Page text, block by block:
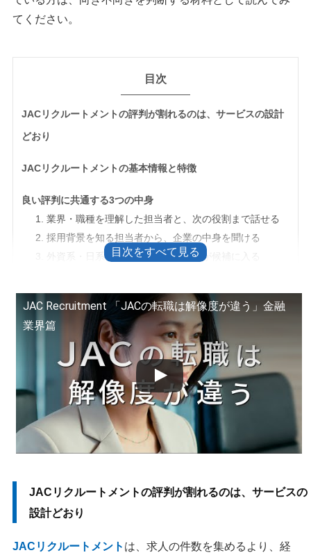
てください。
目次
JACリクルートメントの評判が割れるのは、サービスの設計
どおり
JACリクルートメントの基本情報と特徴
良い評判に共通する3つの中身
1. 業界・職種を理解した担当者と、次の役割まで話せる
2. 採用背景を知る担当者から、企業の中身を聞ける
3. 外資系・日系グローバル企業の求人が候補に入る
1. 「門前払い」が起きるのは登録の後、紹介の段階
2. 「連絡が来ない」の正体は、経過連絡を出さない運用
3. 「最悪」「ひどい」と書かれるときに起きていること
4. 紹介が止まったときに私が見直す順番
JACリクルートメントが向いている人・向いていない人
JACとリクルートエージェントは目的で使い分ける
JACリクルートメントに関するよくある質問
転職活動が今の会社にばれる可能性はある？
20代・年収400万円前後でも利用できる？
JAC Recruitment 「JACの転職は解像度が違う」金融
業界篇
JACリクルートメントの評判が割れるのは、サービスの
設計どおり
JACリクルートメント は、求人の件数を集めるより、経